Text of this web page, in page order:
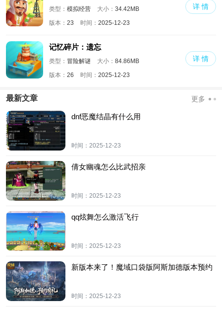
类型： 模拟经营 大小： 34.42MB
版本： 23 时间： 2025-12-23
详 情
记忆碎片：遗忘
类型： 冒险解谜 大小： 84.86MB
版本： 26 时间： 2025-12-23
详 情
最新文章 更多
dnf恶魔结晶有什么用
时间： 2025-12-23
倩女幽魂怎么比武招亲
时间： 2025-12-23
qq炫舞怎么激活飞行
时间： 2025-12-23
新版本来了！魔域口袋版阿斯加德版本预约
时间： 2025-12-23